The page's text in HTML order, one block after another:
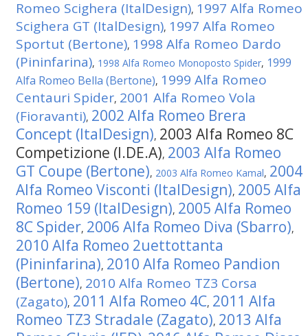
Romeo Scighera (ItalDesign), 1997 Alfa Romeo
Scighera GT (ItalDesign), 1997 Alfa Romeo
Sportut (Bertone), 1998 Alfa Romeo Dardo
(Pininfarina), 1998 Alfa Romeo Monoposto Spider, 1999
Alfa Romeo Bella (Bertone), 1999 Alfa Romeo
Centauri Spider, 2001 Alfa Romeo Vola
(Fioravanti), 2002 Alfa Romeo Brera
Concept (ItalDesign), 2003 Alfa Romeo 8C
Competizione (I.DE.A), 2003 Alfa Romeo
GT Coupe (Bertone), 2003 Alfa Romeo Kamal, 2004
Alfa Romeo Visconti (ItalDesign), 2005 Alfa
Romeo 159 (ItalDesign), 2005 Alfa Romeo
8C Spider, 2006 Alfa Romeo Diva (Sbarro),
2010 Alfa Romeo 2uettottanta
(Pininfarina), 2010 Alfa Romeo Pandion
(Bertone), 2010 Alfa Romeo TZ3 Corsa
(Zagato), 2011 Alfa Romeo 4C, 2011 Alfa
Romeo TZ3 Stradale (Zagato), 2013 Alfa